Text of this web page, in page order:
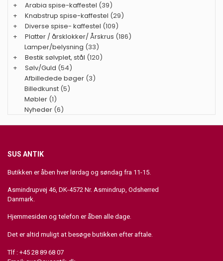
+
Arabia spise-kaffestel (39)
+
Knabstrup spise-kaffestel (29)
+
Diverse spise- kaffestel (109)
+
Platter / årsklokker/ Årskrus (186)
Lamper/belysning (33)
+
Bestik sølvplet, stål (120)
+
Sølv/Guld (54)
Afbilledede bøger (3)
Billedkunst (5)
Møbler (1)
Nyheder (6)
SUS ANTIK
Butikken er åben hver lørdag og søndag fra 11-15.
Asmindrupvej 46, DK-4572 Nr. Asmindrup, Odsherred
Danmark.
Hjemmesiden og telefon er åben alle dage.
Det er altid muligt at besøge butikken efter aftale.
Tlf : +45 28 89 68 07